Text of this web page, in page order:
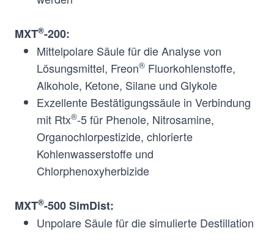
MXT®-200
Trifluorpropyl-
methylpolysiloxane
(100%)
Polar
MXT® -500
SimDist
N/A
MXT
polysiloxane
MXT®-200:
Mittelpolare Säule für die Analyse von
Lösungsmittel, Freon® Fluorkohlenstoffe,
Alkohole, Ketone, Silane und Glykole
Exzellente Bestätigungssäule in Verbindung
mit Rtx®-5 für Phenole, Nitrosamine,
Organochlorpestizide, chlorierte
Kohlenwasserstoffe und
Chlorphenoxyherbizide
MXT®-500 SimDist:
Unpolare Säule für die simulierte Destillation